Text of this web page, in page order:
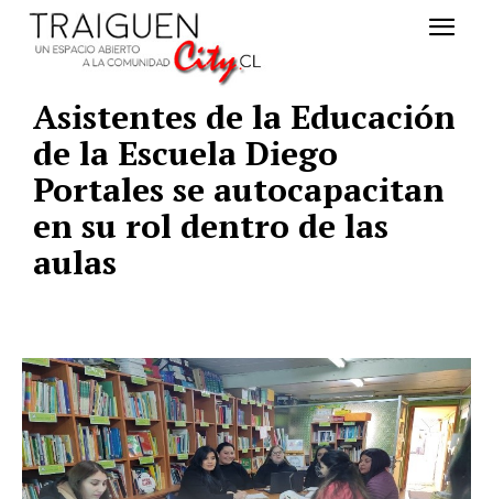
Asistentes de la Educación
de la Escuela Diego
Portales se autocapacitan
en su rol dentro de las
aulas